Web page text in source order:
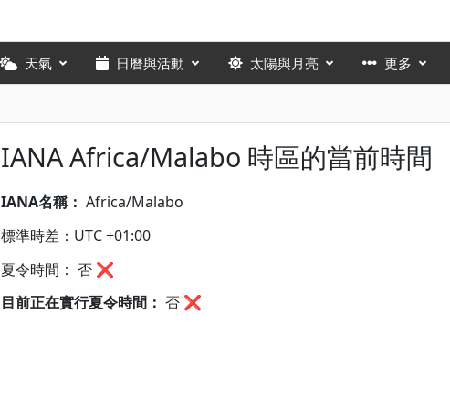
天氣 日曆與活動 太陽與月亮 更多
IANA Africa/Malabo 時區的當前時間
IANA名稱： Africa/Malabo
標準時差：UTC +01:00
夏令時間： 否 ❌
目前正在實行夏令時間： 否 ❌